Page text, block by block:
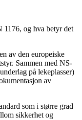
og hva betyr det
av den europeiske
Sammen med NS-
på lekeplasser)
av
som i større grad
sikkerhet og